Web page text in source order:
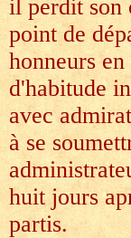
il perdit son
point de
honneurs
d'habitude
avec
à se
huit jours
partis.